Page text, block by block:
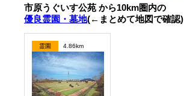
市原うぐいす公苑 から10km圏内の
優良霊園・墓地(←まとめて地図で確認)
霊園 4.86km